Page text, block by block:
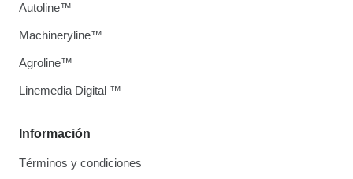
Información
Términos y condiciones
Autoline™
Machineryline™
Agroline™
Linemedia Digital ™